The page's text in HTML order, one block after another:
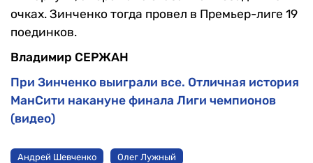
очках. Зинченко тогда провел в Премьер-лиге 19
поединков.
Владимир СЕРЖАН
При Зинченко выиграли все. Отличная история
МанСити накануне финала Лиги чемпионов
(видео)
Андрей Шевченко Олег Лужный